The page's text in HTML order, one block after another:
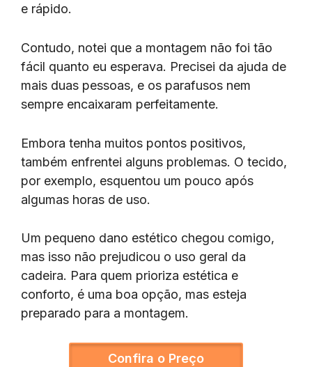
e rápido.
Contudo, notei que a montagem não foi tão
fácil quanto eu esperava. Precisei da ajuda de
mais duas pessoas, e os parafusos nem
sempre encaixaram perfeitamente.
Embora tenha muitos pontos positivos,
também enfrentei alguns problemas. O tecido,
por exemplo, esquentou um pouco após
algumas horas de uso.
Um pequeno dano estético chegou comigo,
mas isso não prejudicou o uso geral da
cadeira. Para quem prioriza estética e
conforto, é uma boa opção, mas esteja
preparado para a montagem.
Confira o Preço